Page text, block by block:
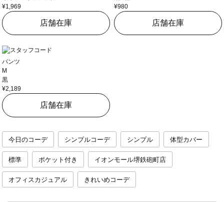
¥1,969
店舗在庫
¥980
店舗在庫
パンツ
M
黒
¥2,189
店舗在庫
今日のコーデ シンプルコーデ シンプル 体型カバー
標準 ポケット付き イオンモール堺鉄砲町店
オフィスカジュアル きれいめコーデ